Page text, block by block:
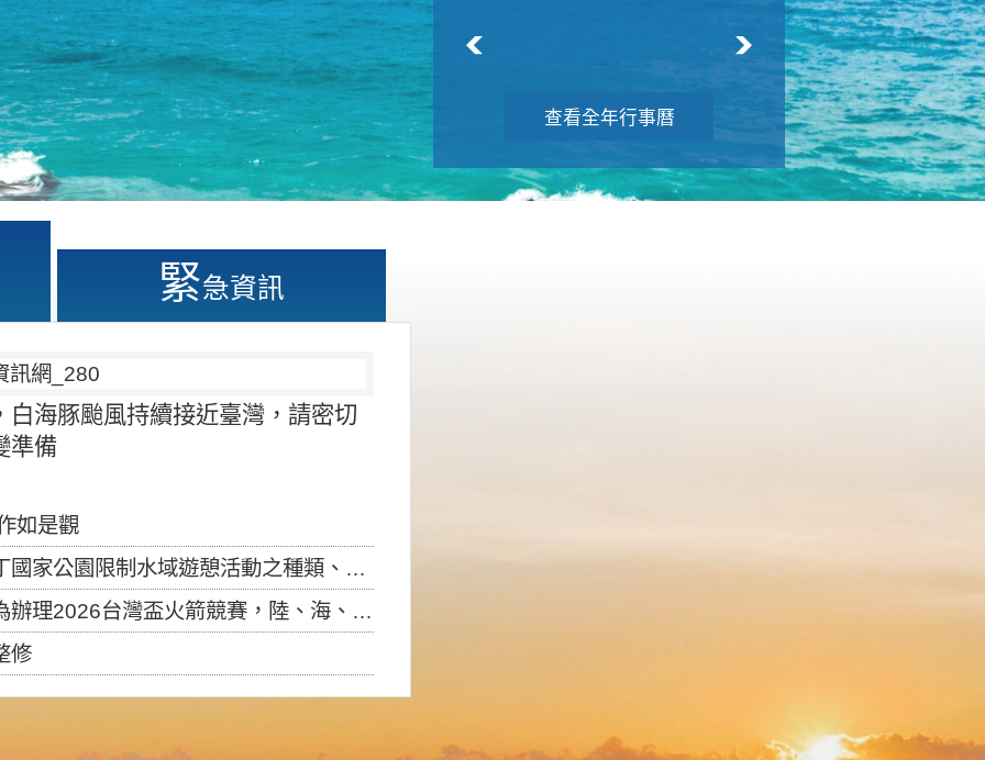
查看全年行事曆
緊急資訊
海豚颱風持續接近臺灣，請密切
準備
如是觀
制水域遊憩活動之種類、範圍、時間及行為」，自即日生效。
盃火箭競賽，陸、海、空域警戒及協調相關事宜，因颱風備案事宜
修